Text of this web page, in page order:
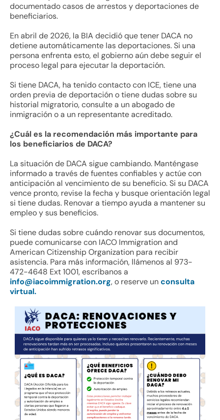
documentado casos de arrestos y deportaciones de
beneficiarios.
En abril de 2026, la BIA decidió que tener DACA no
detiene automáticamente las deportaciones. Si una
persona enfrenta esto, el gobierno aún debe seguir el
proceso legal para ejecutar la deportación.
Si tiene DACA, ha tenido contacto con ICE, tiene una
orden previa de deportación o tiene dudas sobre su
historial migratorio, consulte a un abogado de
inmigración o a un representante acreditado.
¿Cuál es la recomendación más importante para
los beneficiarios de DACA?
La situación de DACA sigue cambiando. Manténgase
informado a través de fuentes confiables y actúe con
anticipación al vencimiento de su beneficio. Si su DACA
vence pronto, revise la fecha y busque orientación legal
si tiene dudas. Renovar a tiempo ayuda a mantener su
empleo y sus beneficios.
Si tiene dudas sobre cuándo renovar sus documentos,
puede comunicarse con IACO Immigration and
American Citizenship Organization para recibir
asistencia. Para más información, llámenos al 973-
472-4648 Ext 1001, escríbanos a
info@iacoimmigration.org, o reserve unconsulta
virtual.